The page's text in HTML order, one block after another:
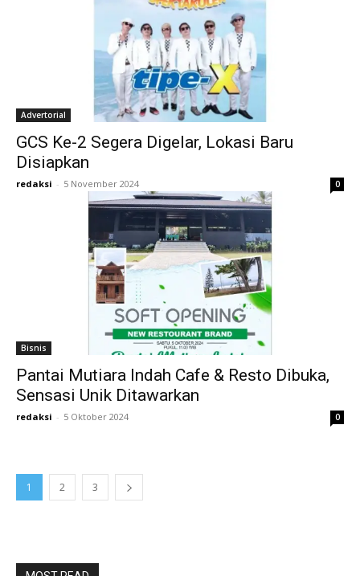
Advertorial
GCS Ke-2 Segera Digelar, Lokasi Baru
Disiapkan
redaksi - 5 November 2024 0
Bisnis
Pantai Mutiara Indah Cafe & Resto Dibuka,
Sensasi Unik Ditawarkan
redaksi - 5 Oktober 2024 0
1 2 3